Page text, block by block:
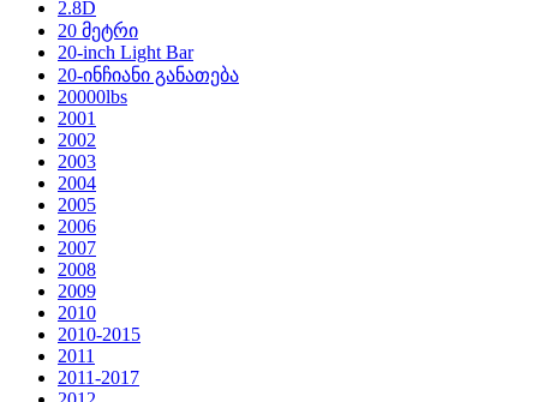
2.8D
20 მეტრი
20-inch Light Bar
20-ინჩიანი განათება
20000lbs
2001
2002
2003
2004
2005
2006
2007
2008
2009
2010
2010-2015
2011
2011-2017